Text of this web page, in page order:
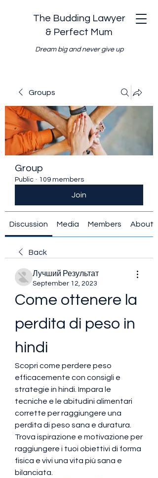
The Budding Lawyer
& Perfect Mum
Dream big and never give up
Groups
Group
Public · 109 members
Join
Discussion Media Members About
Back
Лучший Результат
September 12, 2023
Come ottenere la
perdita di peso in
hindi
Scopri come perdere peso
efficacemente con consigli e
strategie in hindi. Impara le
tecniche e le abitudini alimentari
corrette per raggiungere una
perdita di peso sana e duratura.
Trova ispirazione e motivazione per
raggiungere i tuoi obiettivi di forma
fisica e vivi una vita più sana e
bilanciata.